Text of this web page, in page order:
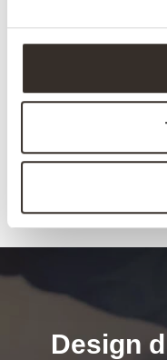
Download
Design